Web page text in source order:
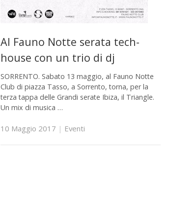
Al Fauno Notte serata tech-
house con un trio di dj
SORRENTO. Sabato 13 maggio, al Fauno Notte
Club di piazza Tasso, a Sorrento, torna, per la
terza tappa delle Grandi serate Ibiza, il Triangle.
Un mix di musica …
10 Maggio 2017 | Eventi